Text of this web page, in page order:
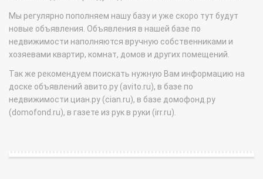
Мы регулярно пополняем нашу базу и уже скоро тут будут
новые объявления. Объявления в нашей базе по
недвижимости наполняются вручную собственниками и
хозяевами квартир, комнат, домов и других помещений.
Так же рекомендуем поискать нужную Вам информацию на
доске объявлений авито.ру (avito.ru), в базе по
недвижимости циан.ру (cian.ru), в базе домофонд.ру
(domofond.ru), в газете из рук в руки (irr.ru).